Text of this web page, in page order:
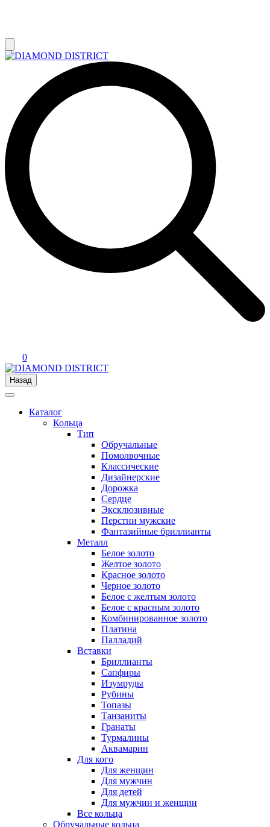
0
Назад
Каталог
Кольца
Тип
Обручальные
Помолвочные
Классические
Дизайнерские
Дорожка
Сердце
Эксклюзивные
Перстни мужские
Фантазийные бриллианты
Металл
Белое золото
Желтое золото
Красное золото
Черное золото
Белое с желтым золото
Белое с красным золото
Комбинированное золото
Платина
Палладий
Вставки
Бриллианты
Сапфиры
Изумруды
Рубины
Топазы
Танзаниты
Гранаты
Турмалины
Аквамарин
Для кого
Для женщин
Для мужчин
Для детей
Для мужчин и женщин
Все кольца
Обручальные кольца